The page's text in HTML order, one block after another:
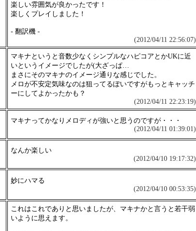
楽しい雰囲気が良かったです！
楽しくプレイしました！
- 翻訳機 -
(2012/04/11 22:56:07)
マキナというと音数少なくシンプルなハピコアとかUKに近
いというイメージでしたが(大ざっぱ…
まさにそのマキナのイメージ通りな感じでした。
メロが不安定気味なのは狙ってるぽいですがもっとキャッチ
ーにしてよかったかも？
(2012/04/11 22:23:19)
マキナってかなりメロディが強いと思うのですが・・・
(2012/04/11 01:39:01)
なんか楽しい
(2012/04/10 19:17:32)
妙にハマる
(2012/04/10 00:53:35)
これはこれでありと思いましたが、マキナかと言うと若干弱
いように思えます。